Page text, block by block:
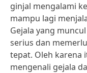
ginjal mengalami
mampu lagi
Gejala yang
serius dan
tepat. Oleh karena
mengenali gejala